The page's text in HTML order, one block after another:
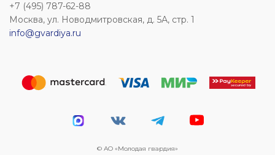
+7 (495) 787-62-88
Москва, ул. Новодмитровская, д. 5А, стр. 1
info@gvardiya.ru
© АО «Молодая гвардия»